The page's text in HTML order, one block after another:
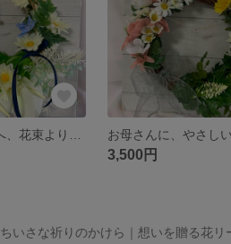
3,500円
ちいさな祈りのかけら｜想いを贈る花リ